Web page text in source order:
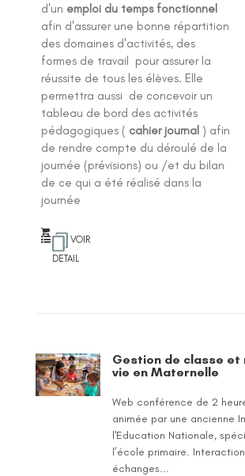
d'un emploi du temps fonctionnel
afin d'assurer une bonne répartition
des domaines d'activités, des
formes de travail pour assurer la
réussite de tous les élèves. Elle
permettra aussi de concevoir un
tableau de bord des activités
pédagogiques ( cahier journal ) afin
de rendre compte du déroulé de la
journée (prévisions) ou /et du bilan
de ce qui a été réalisé dans la
journée
VOIR
DETAIL
Gestion de classe et
vie en Maternelle
Web conférence de 2
animée par une ancienne
l'Education Nationale,
l’école primaire.
échanges...